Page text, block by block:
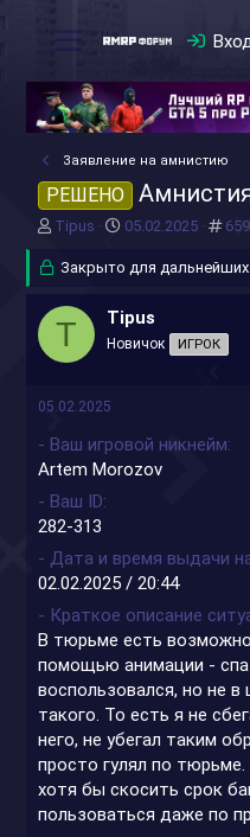
Заявление на амнистию
РЕШЕНО
А
т
р
Tipus
Д
т
н
а
ч
05.02.2025 #
Закрыто для
T Tipus
Новичок ИГРОК
05.02.2025
- Ваш игровой никнейм
Artem Morozov
- Ваш ID
282-313
- Дата и время выдачи
02.02.2025 / 20:44
- Краткое описание
В тюрьме есть
помощью анимации -
воспользовался, но не
такого. То есть я не
него, не убегал таким
просто гулял по
хотя бы скосить срок
пользоваться даже по